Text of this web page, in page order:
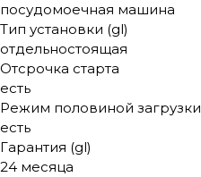
посудомоечная машина
Тип установки (gl)
отдельностоящая
Отсрочка старта
есть
Режим половиной загрузки
есть
Гарантия (gl)
24 месяца